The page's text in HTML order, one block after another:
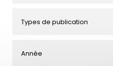
Types de publication
Année